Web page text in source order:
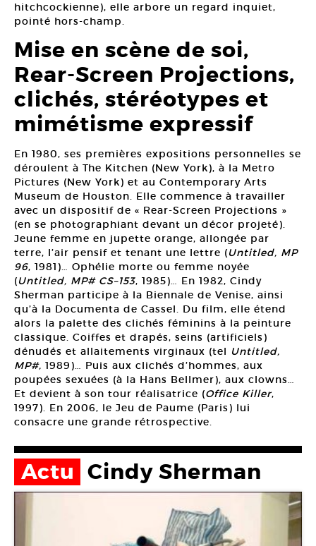
hitchcockienne), elle arbore un regard inquiet,
pointé hors-champ.
Mise en scène de soi,
Rear-Screen Projections,
clichés, stéréotypes et
mimétisme expressif
En 1980, ses premières expositions personnelles se
déroulent à The Kitchen (New York), à la Metro
Pictures (New York) et au Contemporary Arts
Museum de Houston. Elle commence à travailler
avec un dispositif de « Rear-Screen Projections »
(en se photographiant devant un décor projeté).
Jeune femme en jupette orange, allongée par
terre, l’air pensif et tenant une lettre (Untitled, MP
96, 1981)… Ophélie morte ou femme noyée
(Untitled, MP# CS–153, 1985)… En 1982, Cindy
Sherman participe à la Biennale de Venise, ainsi
qu’à la Documenta de Cassel. Du film, elle étend
alors la palette des clichés féminins à la peinture
classique. Coiffes et drapés, seins (artificiels)
dénudés et allaitements virginaux (tel Untitled,
MP#, 1989)… Puis aux clichés d’hommes, aux
poupées sexuées (à la Hans Bellmer), aux clowns…
Et devient à son tour réalisatrice (Office Killer,
1997). En 2006, le Jeu de Paume (Paris) lui
consacre une grande rétrospective.
Actu Cindy Sherman